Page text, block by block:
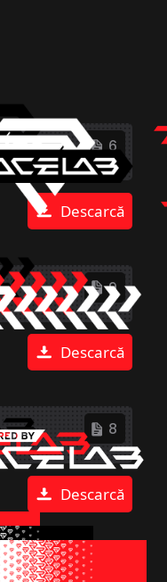
6
Descarcă
9
Descarcă
8
Descarcă